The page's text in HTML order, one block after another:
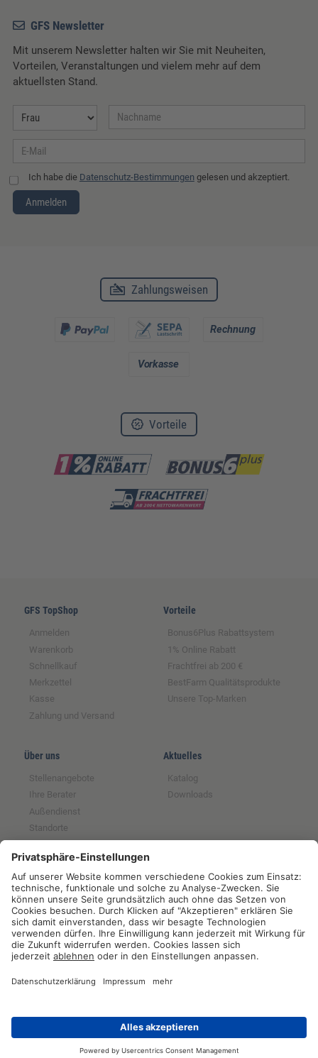
GFS Newsletter
Mit unserem Newsletter halten wir Sie mit Neuheiten,
Vorteilen, Veranstaltungen und vielem mehr auf dem
aktuellsten Stand.
Ich habe die Datenschutz-Bestimmungen gelesen und akzeptiert.
Anmelden
Zahlungsweisen
Vorteile
GFS TopShop
Anmelden
Warenkorb
Schnellkauf
Merkzettel
Kasse
Zahlung und Versand
Vorteile
Bonus6Plus Rabattsystem
1% Online Rabatt
Frachtfrei ab 200 €
BestFarm Qualitätsprodukte
Unsere Top-Marken
Über uns
Stellenangebote
Ihre Berater
Außendienst
Standorte
Aktuelles
Katalog
Downloads
Partnerschaften
Tochter der GFS SCE
Mitglied im BRS
Partner der RUW
Partner der Qnetics
Rechtliches
Impressum
Datenschutz
Widerrufsrecht
AGB
Batterieentsorgung